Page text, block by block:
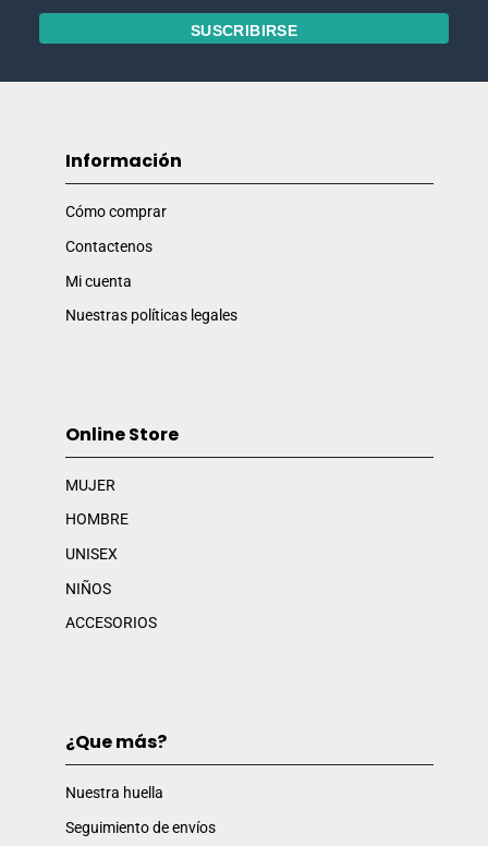
Información
Cómo comprar
Contactenos
Mi cuenta
Nuestras políticas legales
Online Store
MUJER
HOMBRE
UNISEX
NIÑOS
ACCESORIOS
¿Que más?
Nuestra huella
Seguimiento de envíos